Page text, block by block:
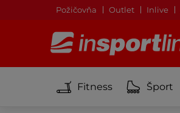
Požičovňa Outlet Inlive
Fitness Šport